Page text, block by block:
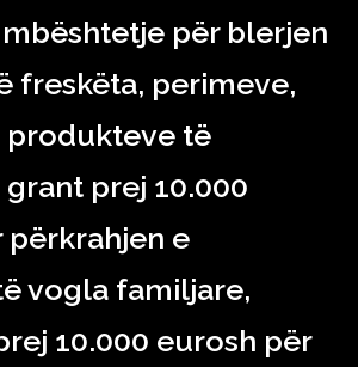
për blerjen
freskëta, perimeve,
produkteve të
prej 10.000
përkrahjen e
vogla familjare,
10.000 eurosh për